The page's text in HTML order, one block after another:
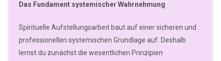
Das Fundament systemischer Wahrnehmung
Spirituelle Aufstellungsarbeit baut auf einer sicheren und
professionellen systemischen Grundlage auf. Deshalb
lernst du zunächst die wesentlichen Prinzipien